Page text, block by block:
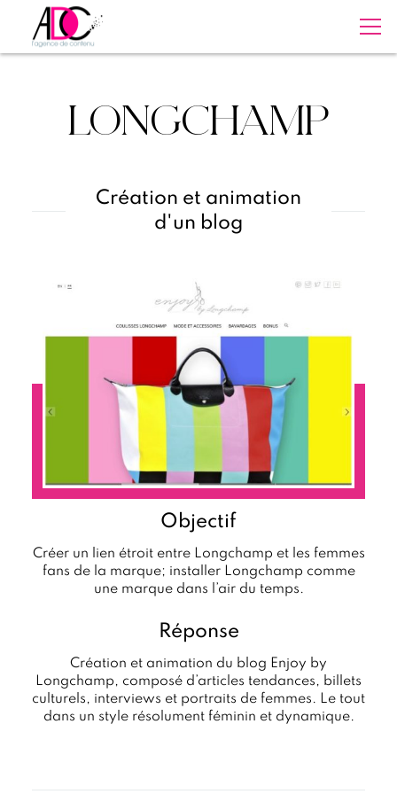
LONGCHAMP
Création et animation
d'un blog
Objectif
Créer un lien étroit entre Longchamp et les femmes
fans de la marque; installer Longchamp comme
une marque dans l’air du temps.
Réponse
Création et animation du blog Enjoy by
Longchamp, composé d’articles tendances, billets
culturels, interviews et portraits de femmes. Le tout
dans un style résolument féminin et dynamique.